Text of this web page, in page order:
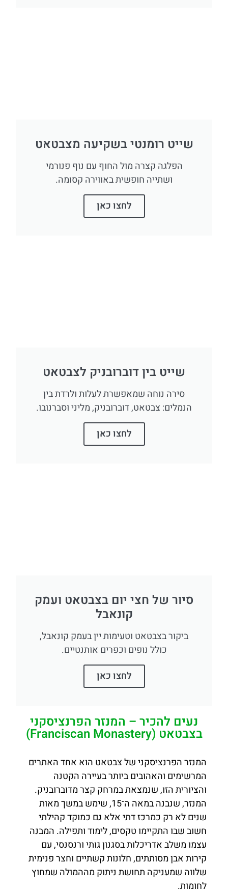
שייט רומנטי בשקיעה מצבטאט
הפלגה קצרה מול החוף עם נוף פנורמי
ושתייה חופשית באווירה קסומה.
לחצו כאן
שייט בין דוברובניק לצבטאט
סירה נוחה שמאפשרת לעלות ולרדת בין
הנמלים: צבטאט, דוברובניק, מליני וסברנובו.
לחצו כאן
סיור של חצי יום בצבטאט ועמק
קונאבל
ביקור בצבטאט וטעימות יין בעמק קונאבל,
כולל נופים וכפרים אותנטיים.
לחצו כאן
נעים להכיר – המנזר הפרנציסקני
בצבטאט (Franciscan Monastery)
המנזר הפרנציסקני של צבטאט הוא אחד האתרים
המרשימים והאהובים ביותר בעיירה הקטנה
והציורית הזו, שנמצאת במרחק קצר מדוברובניק.
המנזר, שנבנה במאה ה־15, שימש במשך מאות
שנים לא רק כמרכז דתי אלא גם כמוקד קהילתי
חשוב שבו התקיימו טקסים, לימוד ותפילה. המבנה
עצמו משלב אדריכלות בסגנון גותי ורנסנסי, עם
קירות אבן מסותתים, חלונות קשתיים וחצר פנימית
שלווה שמעניקה תחושת ניתוק מההמולה שמחוץ
לחומות.